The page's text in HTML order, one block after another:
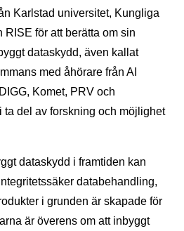
Karlstad universitet, Kungliga
för att berätta om sin
dataskydd, även kallat
med åhörare från AI
Komet, PRV och
ta del av forskning och möjlighet
dataskydd i framtiden kan
databehandling,
i grunden är skapade för
är överens om att inbyggt